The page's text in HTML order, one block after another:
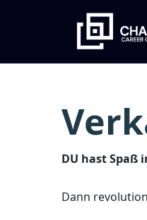
DU hast Spaß
Dann